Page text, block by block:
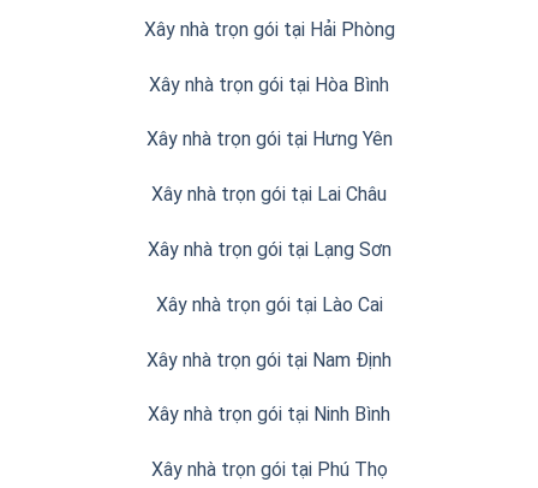
Xây nhà trọn gói tại Hải Phòng
Xây nhà trọn gói tại Hòa Bình
Xây nhà trọn gói tại Hưng Yên
Xây nhà trọn gói tại Lai Châu
Xây nhà trọn gói tại Lạng Sơn
Xây nhà trọn gói tại Lào Cai
Xây nhà trọn gói tại Nam Định
Xây nhà trọn gói tại Ninh Bình
Xây nhà trọn gói tại Phú Thọ